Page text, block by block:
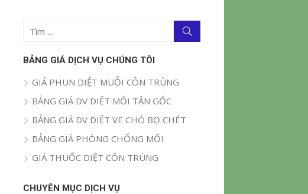
Tìm
quả
kiếm
BẢNG GIÁ DỊCH VỤ CHÚNG TÔI
GIÁ PHUN DIỆT MUỖI CÔN TRÙNG
BẢNG GIÁ DV DIỆT MỐI TẬN GỐC
BẢNG GIÁ DV DIỆT VE CHÓ BỌ CHÉT
BẢNG GIÁ PHÒNG CHỐNG MỐI
GIÁ THUỐC DIỆT CÔN TRÙNG
CHUYÊN MỤC DỊCH VỤ